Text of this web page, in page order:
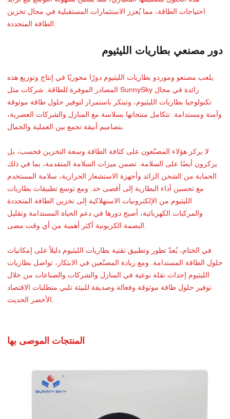
احتياجات الطاقة، مما يُعزز الاستثمارات المستقبلية في مجال تخزين
الطاقة المتجددة.
دور مصنعي بطاريات الليثيوم
يلعب مصنعو وموردو بطاريات الليثيوم دورًا محوريًا في إنتاج وتوزيع هذه
المصادر الموفرة للطاقة. شركات مثل SunnySky رائدة في مجال
تكنولوجيا بطاريات الليثيوم، وتبتكر باستمرار لتوفير حلول طاقة موثوقة
وآمنة ومستدامة. تتكامل منتجاتها بسلاسة مع المنازل والشركات العصرية،
بتصاميم أنيقة تجمع بين العملية والجمال.
لا يركز هؤلاء المصنّعون على كثافة الطاقة وسعة التخزين فحسب، بل
يركزون أيضًا على السلامة. تضمن ميزات السلامة المتقدمة، بما في ذلك
الحماية من الشحن الزائد وأجهزة الاستشعار الحرارية، سلامة المستخدم
مع تحسين أداء البطارية إلى أقصى حد. ومع توسع تطبيقات بطاريات
الليثيوم من الإلكترونيات الاستهلاكية إلى تخزين الطاقة المتجددة
والمركبات الكهربائية، أصبح دورها في دعم الحياة المستدامة وتقليل
البصمة الكربونية أكثر أهمية من أي وقت مضى.
في الختام، يُعدّ تطور وتطبيق تقنية بطاريات الليثيوم دليلاً على إمكانيات
حلول الطاقة المستدامة. ومع ريادة المصنّعين في الابتكار، تواصل بطاريات
الليثيوم إحداث نقلة نوعية في المنازل والشركات والصناعات من خلال
توفير حلول طاقة موثوقة وفعالة وصديقة للبيئة تلبي متطلبات الاقتصاد
الأخضر الحديث.
المنتجات الموصى بها